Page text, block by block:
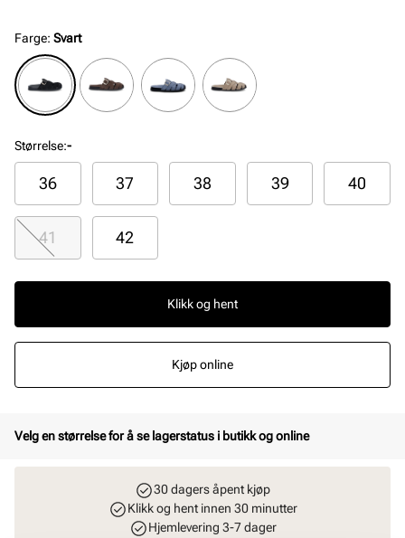
Fleksibel og komfortabel yttersåle. Sandalen justeres
enkelt med en lekker gullspenne over vristen.
Farge: Svart
Størrelse:-
36 37 38 39 40
41 42
Klikk og hent
Kjøp online
Velg en størrelse for å se lagerstatus i butikk og online
30 dagers åpent kjøp
Klikk og hent innen 30 minutter
Hjemlevering 3-7 dager